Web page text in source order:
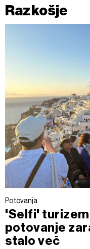
Razkošje
Potovanja
'Selfi'
potovanje
stalo več